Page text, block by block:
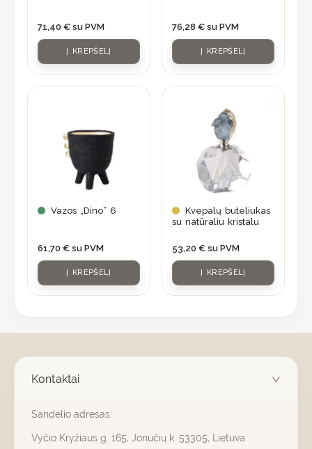
71,40 € su PVM
Į KREPŠELĮ
76,28 € su PVM
Į KREPŠELĮ
Vazos „Dino” 6
61,70 € su PVM
Į KREPŠELĮ
Kvepalų buteliukas
su natūraliu kristalu
53,20 € su PVM
Į KREPŠELĮ
Kontaktai
Sandėlio adresas:
Vyčio Kryžiaus g. 165, Jonučių k. 53305, Lietuva